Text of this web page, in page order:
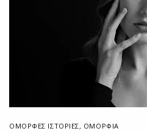
ΌΜΟΡΦΕΣ ΙΣΤΟΡΊΕΣ, ΟΜΟΡΦΙΑ